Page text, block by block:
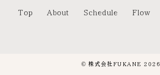
Top About Schedule Flow
© 株式会社FUKANE 2026